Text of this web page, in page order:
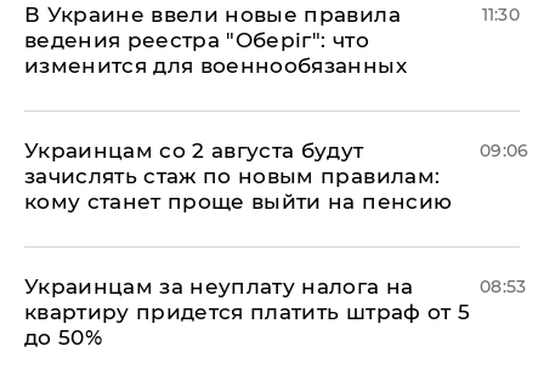
В Украине ввели новые правила
ведения реестра "Оберіг": что
изменится для военнообязанных
11:30
Украинцам со 2 августа будут
зачислять стаж по новым правилам:
кому станет проще выйти на пенсию
09:06
Украинцам за неуплату налога на
квартиру придется платить штраф от 5
до 50%
08:53